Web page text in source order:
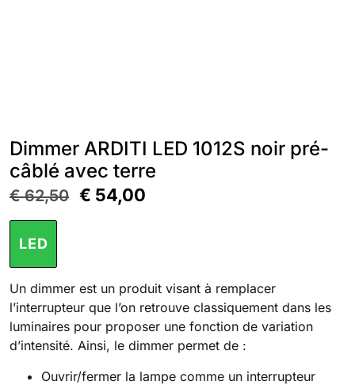
Dimmer ARDITI LED 1012S noir pré-
câblé avec terre
€62,50 € 54,00
LED
Un dimmer est un produit visant à remplacer
l’interrupteur que l’on retrouve classiquement dans les
luminaires pour proposer une fonction de variation
d’intensité. Ainsi, le dimmer permet de :
Ouvrir/fermer la lampe comme un interrupteur